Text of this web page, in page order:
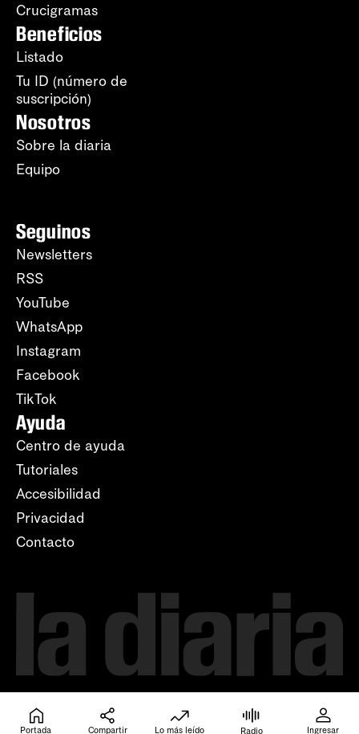
Crucigramas
Beneficios
Listado
Tu ID (número de
suscripción)
Nosotros
Sobre la diaria
Equipo
Seguinos
Newsletters
RSS
YouTube
WhatsApp
Instagram
Facebook
TikTok
Ayuda
Centro de ayuda
Tutoriales
Accesibilidad
Privacidad
Contacto
Portada Compartir Lo más leído Radio Ingresar